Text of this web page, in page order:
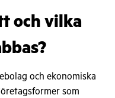
och vilka
och ekonomiska
som